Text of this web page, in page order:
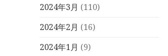
2024年3月 (110)
2024年2月 (16)
2024年1月 (9)